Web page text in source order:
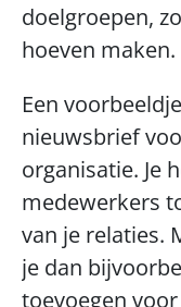
doelgroepen,
hoeven maken.
Een
nieuwsbrief
organisatie. Je
medewerkers
van je relaties.
je dan
toevoegen